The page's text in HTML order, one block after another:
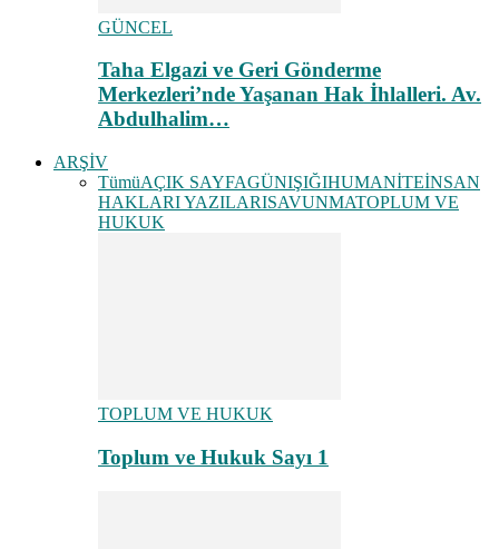
GÜNCEL
Taha Elgazi ve Geri Gönderme
Merkezleri’nde Yaşanan Hak İhlalleri. Av.
Abdulhalim…
ARŞİV
TümüAÇIK SAYFAGÜNIŞIĞIHUMANİTEİNSAN
HAKLARI YAZILARISAVUNMATOPLUM VE
HUKUK
TOPLUM VE HUKUK
Toplum ve Hukuk Sayı 1